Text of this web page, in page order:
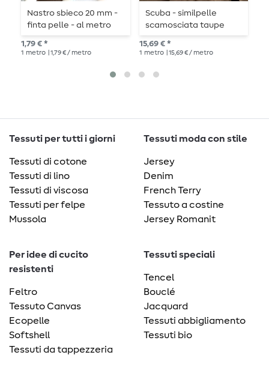
Nastro sbieco 20 mm -
finta pelle - al metro
1,79 € *
1 metro | 1,79 € / metro
Scuba - similpelle
scamosciata taupe
grigio
15,69 € *
1 metro | 15,69 € / metro
Tessuti per tutti i giorni
Tessuti di cotone
Tessuti di lino
Tessuti di viscosa
Tessuti per felpe
Mussola
Tessuti moda con stile
Jersey
Denim
French Terry
Tessuto a costine
Jersey Romanit
Per idee di cucito
resistenti
Feltro
Tessuto Canvas
Ecopelle
Softshell
Tessuti da tappezzeria
Tessuti speciali
Tencel
Bouclé
Jacquard
Tessuti abbigliamento
Tessuti bio